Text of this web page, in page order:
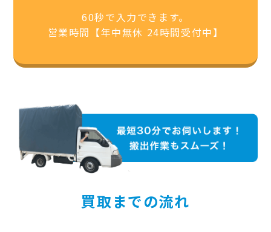
60秒で入力できます。
営業時間【年中無休 24時間受付中】
買取までの流れ